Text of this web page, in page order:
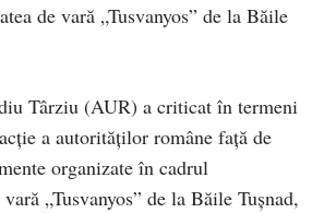
de vară „Tusvanyos” de la Băile
Târziu (AUR) a criticat în termeni
a autorităților române față de
organizate în cadrul
„Tusvanyos” de la Băile Tuşnad,